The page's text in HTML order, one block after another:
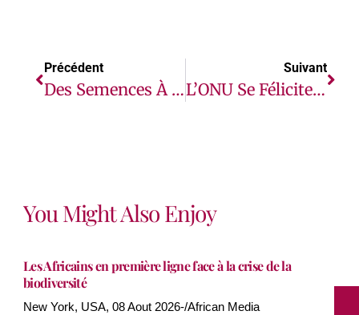
Précédent
Des Semences À L’énergie Solaire À Madagascar : Le Blog Du Coordonnateur Résident Des Nations Unies
Suivant
L’ONU Se Félicite De La Condamnation De Hategekimana Pour Des Crimes Commis Au Rwanda En 1994
You Might Also Enjoy
Les Africains en première ligne face à la crise de la
biodiversité
New York, USA, 08 Aout 2026-/African Media